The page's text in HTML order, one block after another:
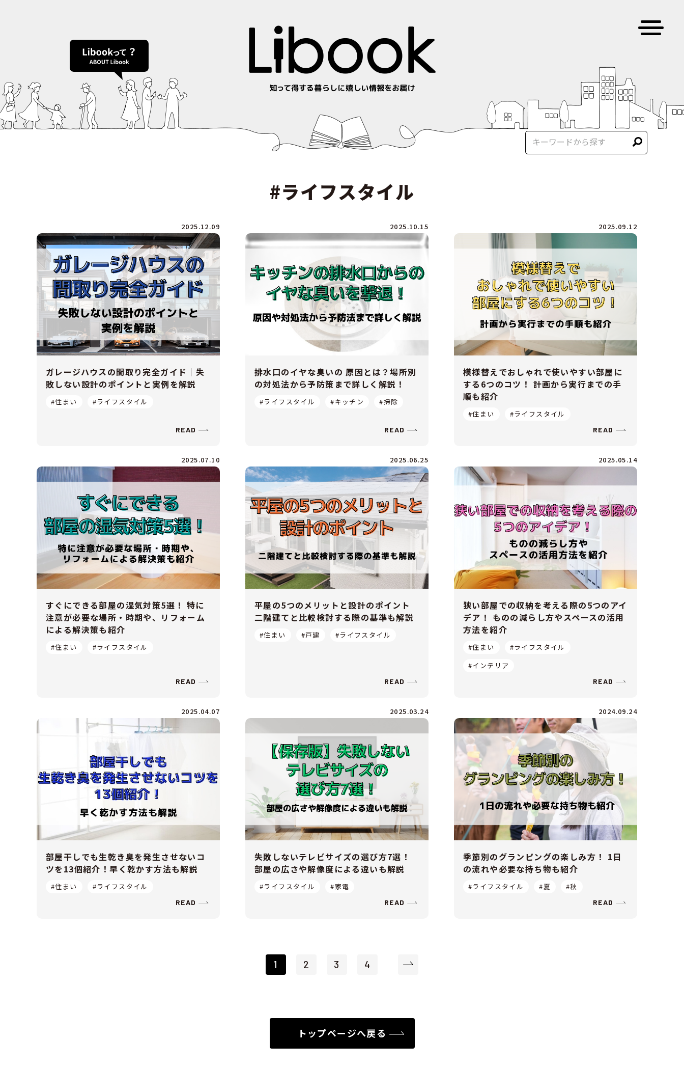
#ライフスタイル
2025.12.09
ガレージハウスの間取り完全ガイド｜失
敗しない設計のポイントと実例を解説
#住まい #ライフスタイル
READ
2025.10.15
排水口のイヤな臭いの 原因とは？場所別
の対処法から予防策まで詳しく解説！
#ライフスタイル #キッチン #掃除
READ
2025.09.12
模様替えでおしゃれで使いやすい部屋に
する6つのコツ！ 計画から実行までの手
順も紹介
#住まい #ライフスタイル
READ
2025.07.10
すぐにできる部屋の湿気対策5選！ 特に
注意が必要な場所・時期や、リフォーム
による解決策も紹介
#住まい #ライフスタイル
READ
2025.06.25
平屋の5つのメリットと設計のポイント
二階建てと比較検討する際の基準も解説
#住まい #戸建 #ライフスタイル
READ
2025.05.14
狭い部屋での収納を考える際の5つのアイ
デア！ ものの減らし方やスペースの活用
方法を紹介
#住まい
#ライフスタイル
#インテリア
READ
2025.04.07
部屋干しでも生乾き臭を発生させないコ
ツを13個紹介！早く乾かす方法も解説
#住まい #ライフスタイル
READ
2025.03.24
失敗しないテレビサイズの選び方7選！
部屋の広さや解像度による違いも解説
#ライフスタイル #家電
READ
2024.09.24
季節別のグランピングの楽しみ方！ 1日
の流れや必要な持ち物も紹介
#ライフスタイル #夏 #秋
READ
1 2 3 4
トップページへ戻る